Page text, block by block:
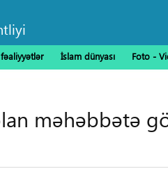
İslam dünyası Foto -
məhəbbətə